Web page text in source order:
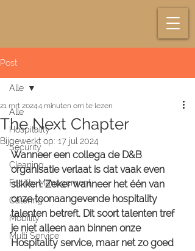
Post
Alle
Hospitality
Security
Cleaning
Facility Management
Catering
Mobility
Multi Service
Alle
The Next Chapter
21 mrt 20244 minuten om te lezen
Bijgewerkt op: 17 jul 2024
Wanneer een collega de D&B
organisatie verlaat is dat vaak even
slikken. Zeker wanneer het één van
onze toonaangevende hospitality
talenten betreft. Dit soort talenten tref
je niet alleen aan binnen onze
Hospitality service, maar net zo goed